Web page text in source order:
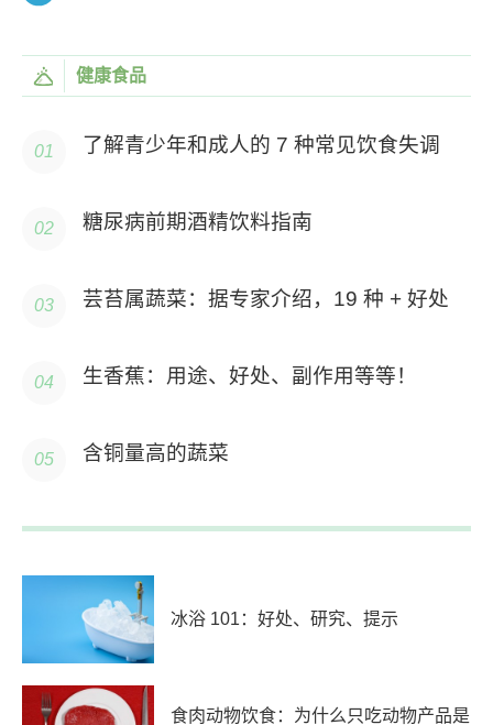
健康食品
了解青少年和成人的 7 种常见饮食失调
糖尿病前期酒精饮料指南
芸苔属蔬菜：据专家介绍，19 种 + 好处
生香蕉：用途、好处、副作用等等！
含铜量高的蔬菜
冰浴 101：好处、研究、提示
食肉动物饮食：为什么只吃动物产品是